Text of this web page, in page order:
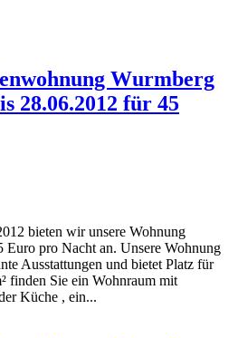
Wurmberg
28.06.2012 für 45
bieten wir unsere Wohnung
Euro pro Nacht an. Unsere Wohnung
Ausstattungen und bietet Platz für
finden Sie ein Wohnraum mit
Küche , ein...